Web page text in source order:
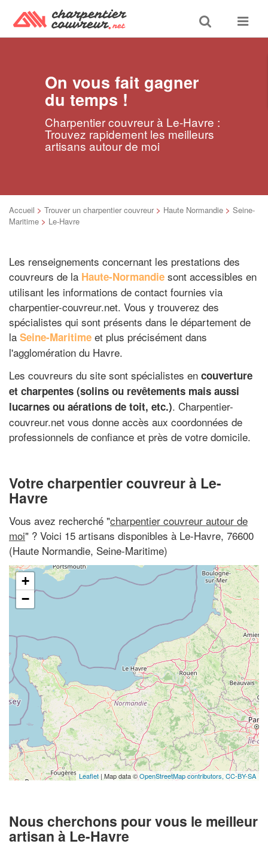
Toggle
search
Toggle
On vous fait gagner
du temps !
Charpentier couvreur à Le-Havre :
Trouvez rapidement les meilleurs
artisans autour de moi
Accueil > Trouver un charpentier couvreur > Haute Normandie > Seine-
Maritime > Le-Havre
Les renseignements concernant les prestations des
couvreurs de la Haute-Normandie sont accessibles en
utilisant les informations de contact fournies via
charpentier-couvreur.net. Vous y trouverez des
spécialistes qui sont présents dans le département de
la Seine-Maritime et plus précisément dans
l'agglomération du Havre.
Les couvreurs du site sont spécialistes en couverture
et charpentes (solins ou revêtements mais aussi
lucarnes ou aérations de toit, etc.). Charpentier-
couvreur.net vous donne accès aux coordonnées de
professionnels de confiance et près de votre domicile.
Votre charpentier couvreur à Le-
Havre
Vous avez recherché "charpentier couvreur autour de
moi" ? Voici 15 artisans disponibles à Le-Havre, 76600
(Haute Normandie, Seine-Maritime)
+
−
Leaflet | Map data ©OpenStreetMap contributors,CC-BY-SA
Nous cherchons pour vous le meilleur
artisan à Le-Havre